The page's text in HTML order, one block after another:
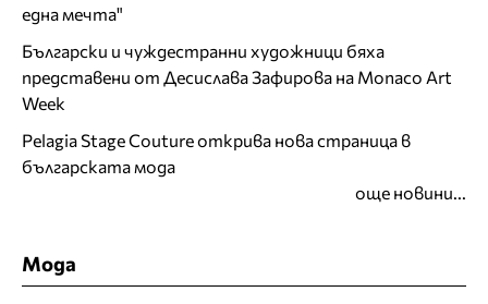
една мечта"
Български и чуждестранни художници бяха
представени от Десислава Зафирова на Monaco Art
Week
Pelagia Stage Couture открива нова страница в
българската мода
още новини...
Мода